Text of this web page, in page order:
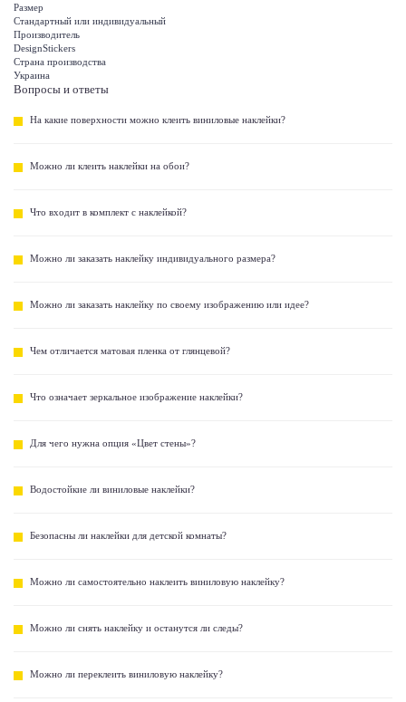
Размер
Стандартный или индивидуальный
Производитель
DesignStickers
Страна производства
Украина
Вопросы и ответы
На какие поверхности можно клеить виниловые наклейки?
Можно ли клеить наклейки на обои?
Что входит в комплект с наклейкой?
Можно ли заказать наклейку индивидуального размера?
Можно ли заказать наклейку по своему изображению или идее?
Чем отличается матовая пленка от глянцевой?
Что означает зеркальное изображение наклейки?
Для чего нужна опция «Цвет стены»?
Водостойкие ли виниловые наклейки?
Безопасны ли наклейки для детской комнаты?
Можно ли самостоятельно наклеить виниловую наклейку?
Можно ли снять наклейку и останутся ли следы?
Можно ли переклеить виниловую наклейку?